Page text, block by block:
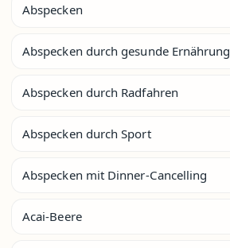
Abspecken
Abspecken durch gesunde Ernährung
Abspecken durch Radfahren
Abspecken durch Sport
Abspecken mit Dinner-Cancelling
Acai-Beere